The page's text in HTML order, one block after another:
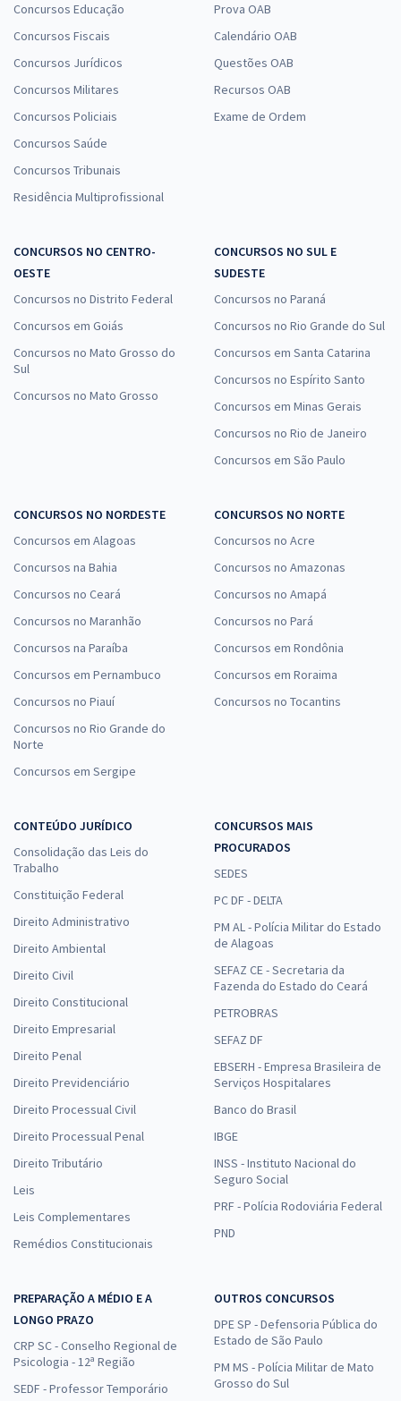
Concursos Educação
Concursos Fiscais
Concursos Jurídicos
Concursos Militares
Concursos Policiais
Concursos Saúde
Concursos Tribunais
Residência Multiprofissional
Prova OAB
Calendário OAB
Questões OAB
Recursos OAB
Exame de Ordem
CONCURSOS NO CENTRO-
OESTE
Concursos no Distrito Federal
Concursos em Goiás
Concursos no Mato Grosso do
Sul
Concursos no Mato Grosso
CONCURSOS NO SUL E
SUDESTE
Concursos no Paraná
Concursos no Rio Grande do Sul
Concursos em Santa Catarina
Concursos no Espírito Santo
Concursos em Minas Gerais
Concursos no Rio de Janeiro
Concursos em São Paulo
CONCURSOS NO NORDESTE
Concursos em Alagoas
Concursos na Bahia
Concursos no Ceará
Concursos no Maranhão
Concursos na Paraíba
Concursos em Pernambuco
Concursos no Piauí
Concursos no Rio Grande do
Norte
Concursos em Sergipe
CONCURSOS NO NORTE
Concursos no Acre
Concursos no Amazonas
Concursos no Amapá
Concursos no Pará
Concursos em Rondônia
Concursos em Roraima
Concursos no Tocantins
CONTEÚDO JURÍDICO
Consolidação das Leis do
Trabalho
Constituição Federal
Direito Administrativo
Direito Ambiental
Direito Civil
Direito Constitucional
Direito Empresarial
Direito Penal
Direito Previdenciário
Direito Processual Civil
Direito Processual Penal
Direito Tributário
Leis
Leis Complementares
Remédios Constitucionais
CONCURSOS MAIS
PROCURADOS
SEDES
PC DF - DELTA
PM AL - Polícia Militar do Estado
de Alagoas
SEFAZ CE - Secretaria da
Fazenda do Estado do Ceará
PETROBRAS
SEFAZ DF
EBSERH - Empresa Brasileira de
Serviços Hospitalares
Banco do Brasil
IBGE
INSS - Instituto Nacional do
Seguro Social
PRF - Polícia Rodoviária Federal
PND
PREPARAÇÃO A MÉDIO E A
LONGO PRAZO
CRP SC - Conselho Regional de
Psicologia - 12ª Região
SEDF - Professor Temporário
OUTROS CONCURSOS
DPE SP - Defensoria Pública do
Estado de São Paulo
PM MS - Polícia Militar de Mato
Grosso do Sul